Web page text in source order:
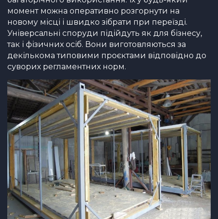
момент можна оперативно розгорнути на
новому місці і швидко зібрати при переїзді.
Універсальні споруди підійдуть як для бізнесу,
так і фізичних осіб. Вони виготовляються за
декількома типовими проєктами відповідно до
суворих регламентних норм.